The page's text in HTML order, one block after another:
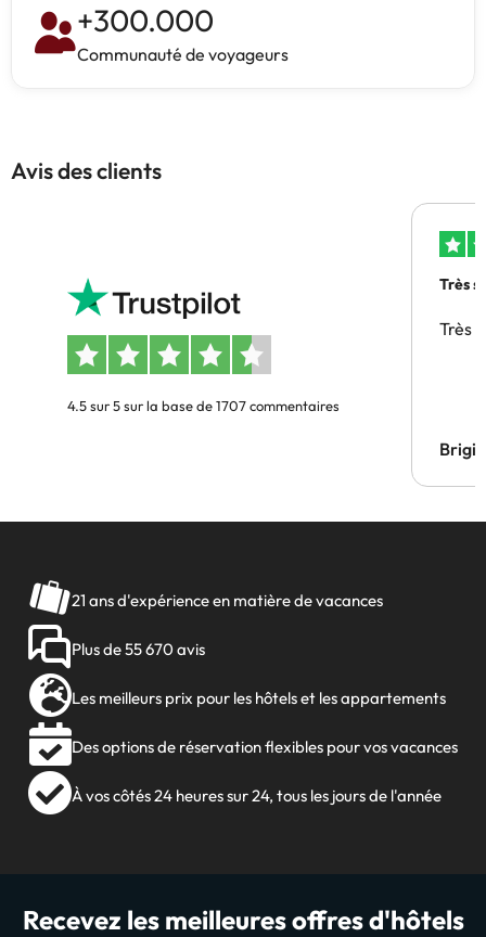
+300.000
Communauté de voyageurs
Avis des clients
4.5 sur 5 sur la base de 1707 commentaires
Très
Très
21 ans d'expérience en matière de vacances
Plus de 55 670 avis
Les meilleurs prix pour les hôtels et les appartements
Des options de réservation flexibles pour vos vacances
À vos côtés 24 heures sur 24, tous les jours de l'année
Recevez les meilleures offres d'hôtels